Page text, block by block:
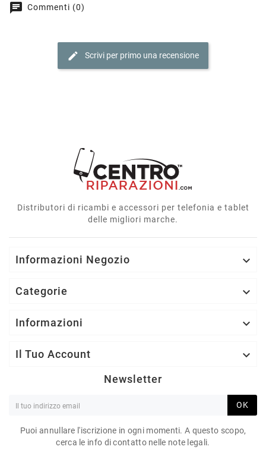
chat Commenti (0)
edit Scrivi per primo una recensione
Distributori di ricambi e accessori per telefonia e tablet
delle migliori marche.
Informazioni Negozio 
Categorie 
Informazioni 
Il Tuo Account 
Newsletter
OK
Puoi annullare l'iscrizione in ogni momenti. A questo scopo,
cerca le info di contatto nelle note legali.